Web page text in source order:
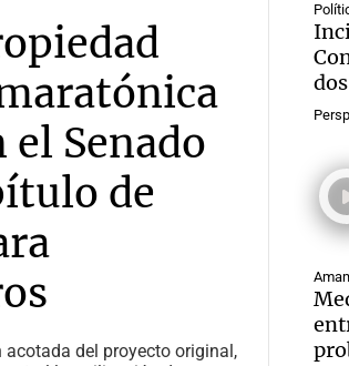
el Senado
de
acotada del proyecto original,